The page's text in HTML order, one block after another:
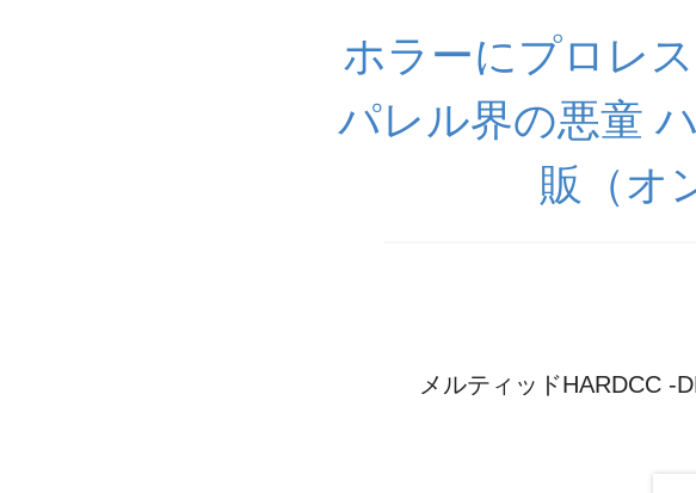
ホラーにプロレ
パレル界の悪童
販（オ
メルティッドHARDCC -